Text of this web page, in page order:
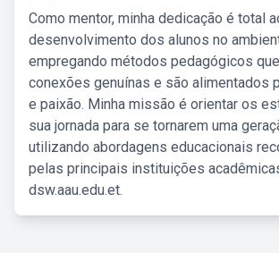
Como mentor, minha dedicação é total
desenvolvimento dos alunos no
empregando métodos pedagógicos
conexões genuínas e são alimentados
e paixão. Minha missão é orientar os
sua jornada para se tornarem uma
utilizando abordagens educacionais
pelas principais instituições
dsw.aau.edu.et.